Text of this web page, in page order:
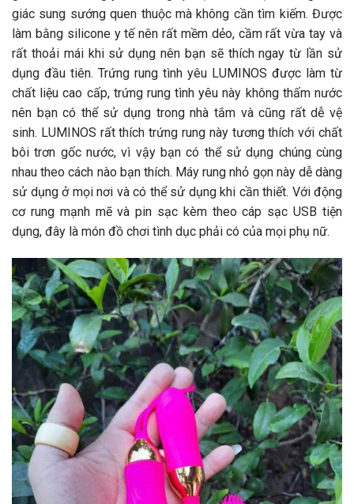
giác sung sướng quen thuộc mà không cần tìm kiếm. Được
làm bằng silicone y tế nên rất mềm dẻo, cầm rất vừa tay và
rất thoải mái khi sử dụng nên bạn sẽ thích ngay từ lần sử
dụng đầu tiên. Trứng rung tình yêu LUMINOS được làm từ
chất liệu cao cấp, trứng rung tình yêu này không thấm nước
nên bạn có thể sử dụng trong nhà tắm và cũng rất dễ vệ
sinh. LUMINOS rất thích trứng rung này tương thích với chất
bôi trơn gốc nước, vì vậy bạn có thể sử dụng chúng cùng
nhau theo cách nào bạn thích. Máy rung nhỏ gọn này dễ dàng
sử dụng ở mọi nơi và có thể sử dụng khi cần thiết. Với động
cơ rung mạnh mẽ và pin sạc kèm theo cáp sạc USB tiện
dụng, đây là món đồ chơi tình dục phải có của mọi phụ nữ.